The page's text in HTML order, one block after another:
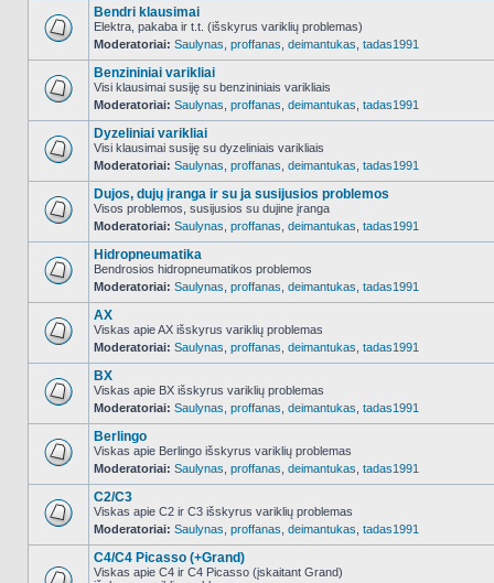
NO_UNREAD_POSTS
Bendri klausimai
Elektra, pakaba ir t.t. (išskyrus variklių problemas)
Moderatoriai: Saulynas proffanas deimantukas tadas1991
NO_UNREAD_POSTS
Benzininiai varikliai
Visi klausimai susiję su benzininiais varikliais
Moderatoriai: Saulynas proffanas deimantukas tadas1991
NO_UNREAD_POSTS
Dyzeliniai varikliai
Visi klausimai susiję su dyzeliniais varikliais
Moderatoriai: Saulynas proffanas deimantukas tadas1991
NO_UNREAD_POSTS
Dujos, dujų įranga ir su ja susijusios problemos
Visos problemos, susijusios su dujine įranga
Moderatoriai: Saulynas proffanas deimantukas tadas1991
NO_UNREAD_POSTS
Hidropneumatika
Bendrosios hidropneumatikos problemos
Moderatoriai: Saulynas proffanas deimantukas tadas1991
NO_UNREAD_POSTS
AX
Viskas apie AX išskyrus variklių problemas
Moderatoriai: Saulynas proffanas deimantukas tadas1991
NO_UNREAD_POSTS
BX
Viskas apie BX išskyrus variklių problemas
Moderatoriai: Saulynas proffanas deimantukas tadas1991
NO_UNREAD_POSTS
Berlingo
Viskas apie Berlingo išskyrus variklių problemas
Moderatoriai: Saulynas proffanas deimantukas tadas1991
NO_UNREAD_POSTS
C2/C3
Viskas apie C2 ir C3 išskyrus variklių problemas
Moderatoriai: Saulynas proffanas deimantukas tadas1991
C4/C4 Picasso (+Grand)
Viskas apie C4 ir C4 Picasso (įskaitant Grand)